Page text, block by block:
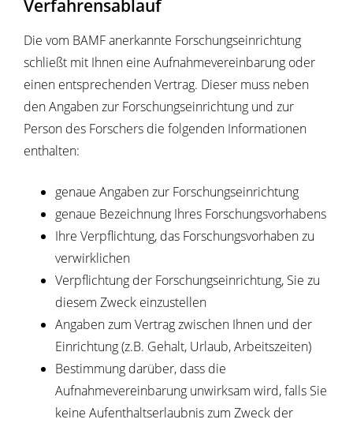
Verfahrensablauf
Die vom BAMF anerkannte Forschungseinrichtung
schließt mit Ihnen eine Aufnahmevereinbarung oder
einen entsprechenden Vertrag. Dieser muss neben
den Angaben zur Forschungseinrichtung und zur
Person des Forschers die folgenden Informationen
enthalten:
genaue Angaben zur Forschungseinrichtung
genaue Bezeichnung Ihres Forschungsvorhabens
Ihre Verpflichtung, das Forschungsvorhaben zu
verwirklichen
Verpflichtung der Forschungseinrichtung, Sie zu
diesem Zweck einzustellen
Angaben zum Vertrag zwischen Ihnen und der
Einrichtung (z.B. Gehalt, Urlaub, Arbeitszeiten)
Bestimmung darüber, dass die
Aufnahmevereinbarung unwirksam wird, falls Sie
keine Aufenthaltserlaubnis zum Zweck der